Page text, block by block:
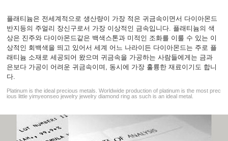
플래티늄은 전세계적으로 생산량이 가장 적은 귀금속이면서 다이아몬드
반지등의 주얼리 장신구로서 가장 이상적인 금속입니다. 플래티늄의 색
상은 진주와 다이아몬드같은 백색스톤과 미적인 조화를 이룰 수 있는 이
상적인 회백색을 띄고 있어서 세계 어느 나라이든 다이아몬드는 주로 플
래티늄 소재로 세공되어 왔으며 귀금속을 가공하는 사람들에게는 금과
은보다 가공이 어려운 귀금속이며, 동시에 가장 훌륭한 재료이기도 합니
다.
Platinum is the ideal precious metals. Worldwide production of platinum is the most prec
ious little yimyeonseo jewelry jewelry diamond ring as such is an ideal metal.